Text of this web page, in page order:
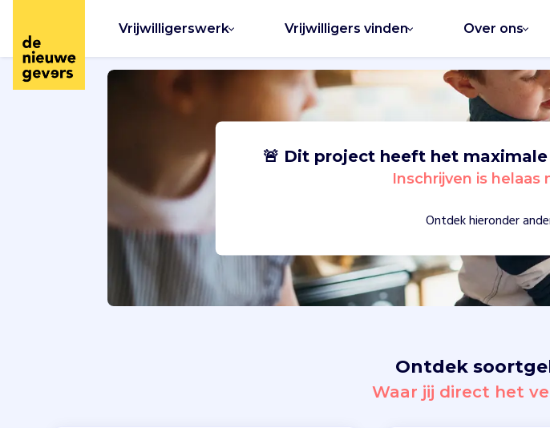
Vrijwilligerswerk Vrijwilligers vinden Over ons
🚨 Dit project heeft het
Inschrijven is
Ontdek hieronder
Ontdek
Waar jij direct het